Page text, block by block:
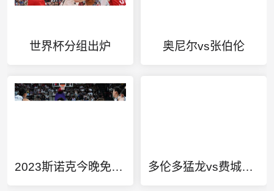
世界杯分组出炉 奥尼尔vs张伯伦
2023斯诺克今晚免费直播 多伦多猛龙vs费城76人